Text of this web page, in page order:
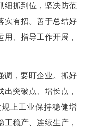
细抓到位，坚决防范
实有招。善于总结好
、指导工作开展，
，要盯企业。抓好
突破点、增长点，
上工业保持稳健增
稳产、连续生产，